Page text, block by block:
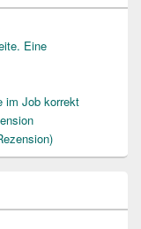
Eine
im Job korrekt